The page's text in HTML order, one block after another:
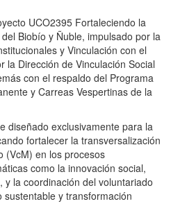
UCO2395 Fortaleciendo la
Biobío y Ñuble, impulsado por la
y Vinculación con el
la Dirección de Vinculación Social
con el respaldo del Programa
y Carreas Vespertinas de la
diseñado exclusivamente para la
fortalecer la transversalización
(VcM) en los procesos
como la innovación social,
la coordinación del voluntariado
y transformación